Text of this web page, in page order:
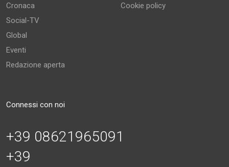
Cronaca
Social-TV
Global
Eventi
Redazione aperta
Cookie policy
Connessi con noi
+39 08621965091
+39